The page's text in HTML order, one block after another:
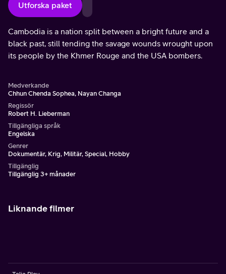
Utforska paket
Cambodia is a nation split between a bright future and a
black past, still tending the savage wounds wrought upon
its people by the Khmer Rouge and the USA bombers.
Medverkande
Chhun Chenda Sophea, Nayan Changa
Regissör
Robert H. Lieberman
Tillgängliga språk
Engelska
Genrer
Dokumentär, Krig, Militär, Special, Hobby
Tillgänglig
Tillgänglig 3+ månader
Liknande filmer